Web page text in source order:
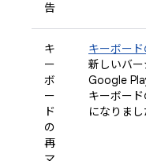
告
キ
ー
ボ
ー
ド
の
再
キーボー
新しいバ
Google
キーボー
になりまし